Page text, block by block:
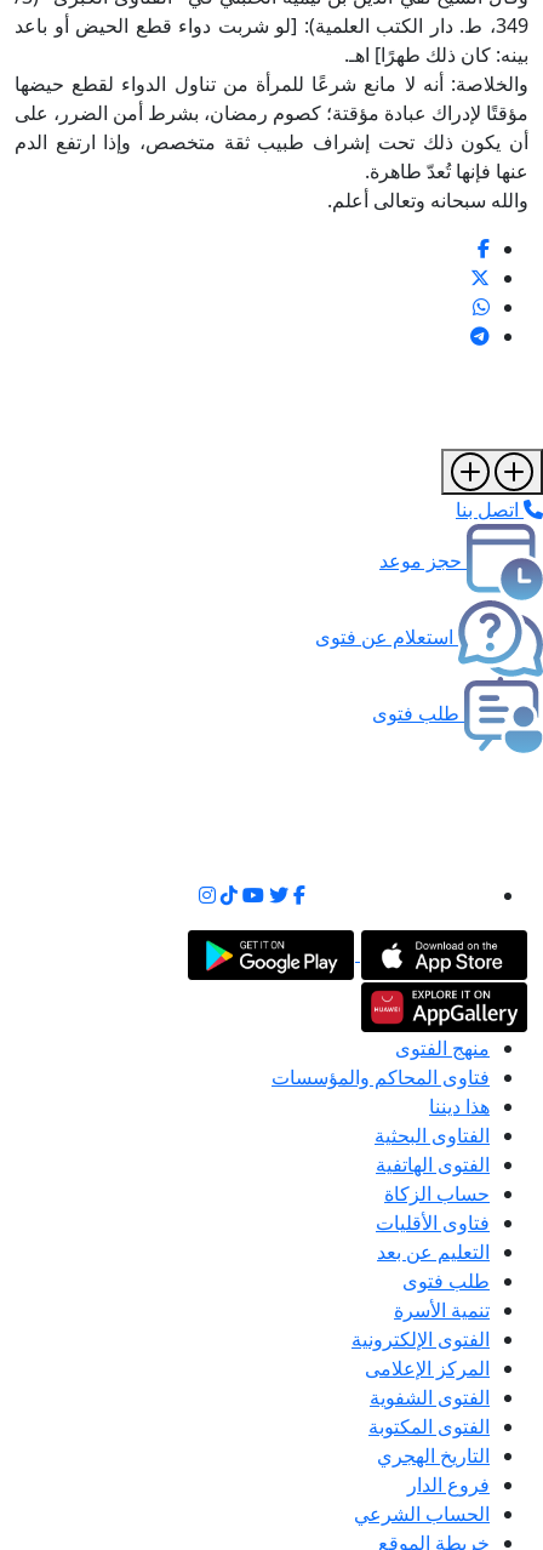
349، ط. دار الكتب العلمية): [لو شربت دواء قطع الحيض أو باعد
بينه: كان ذلك طهرًا] اهـ.
والخلاصة: أنه لا مانع شرعًا للمرأة من تناول الدواء لقطع حيضها
مؤقتًا لإدراك عبادة مؤقتة؛ كصوم رمضان، بشرط أمن الضرر، على
أن يكون ذلك تحت إشراف طبيب ثقة متخصص، وإذا ارتفع الدم
عنها فإنها تُعدّ طاهرة.
والله سبحانه وتعالى أعلم.
اتصل بنا
حجز موعد
استعلام عن فتوى
طلب فتوى
منهج الفتوى
فتاوى المحاكم والمؤسسات
هذا ديننا
الفتاوى البحثية
الفتوى الهاتفية
حساب الزكاة
فتاوى الأقليات
التعليم عن بعد
طلب فتوى
تنمية الأسرة
الفتوى الإلكترونية
المركز الإعلامى
الفتوى الشفوية
الفتوى المكتوبة
التاريخ الهجري
فروع الدار
الحساب الشرعي
خريطة الموقع